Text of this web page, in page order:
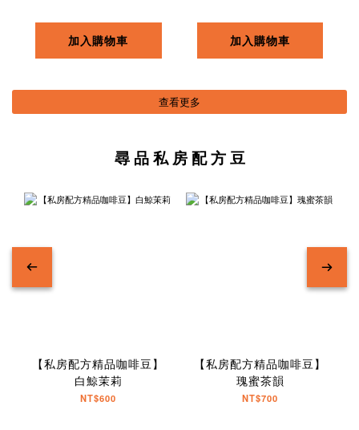
加入購物車 加入購物車
查看更多
尋 品 私 房 配 方 豆
【私房配方精品咖啡豆】
白鯨茉莉
NT$600
【私房配方精品咖啡豆】
瑰蜜茶韻
NT$700